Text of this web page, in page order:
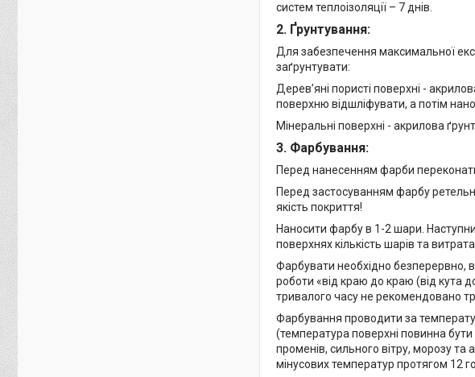
систем теплоізоляції – 7 днів.
2. Ґрунтування:
Для забезпечення максимальної
заґрунтувати:
Дерев’яні пористі поверхні -
поверхню відшліфувати, а потім
Мінеральні поверхні - акрилова
3. Фарбування:
Перед нанесенням фарби
Перед застосуванням фарбу
якість покриття!
Наносити фарбу в 1-2 шари.
поверхнях кількість шарів та
Фарбувати необхідно безперервно,
роботи «від краю до краю (від кута
тривалого часу не рекомендовано
Фарбування проводити за
(температура поверхні повинна
променів, сильного вітру, морозу
мінусових температур протягом 12